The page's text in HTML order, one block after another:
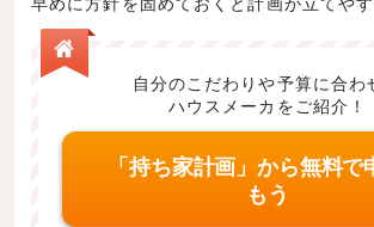
自分のこだわりや予算に合わ
ハウスメーカをご紹介！
「持ち家計画」から無料で
もう